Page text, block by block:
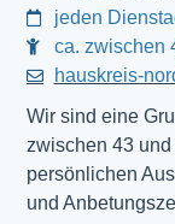
jeden
ca. zwischen
hauskreis-
Wir sind eine
zwischen 43
persönlichen
und